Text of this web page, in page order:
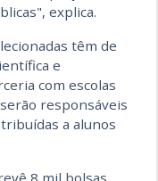
explica.
têm de
e
com escolas
responsáveis
a alunos